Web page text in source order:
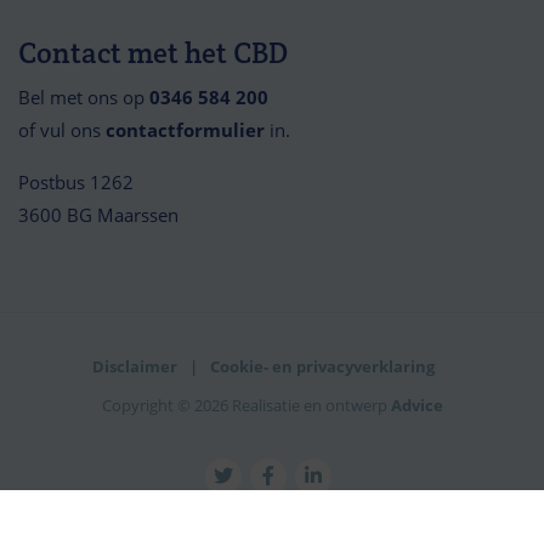
Contact met het CBD
Bel met ons op 0346 584 200
of vul ons contactformulier in.
Postbus 1262
3600 BG Maarssen
Disclaimer
Cookie- en privacyverklaring
Copyright © 2026 Realisatie en ontwerp Advice